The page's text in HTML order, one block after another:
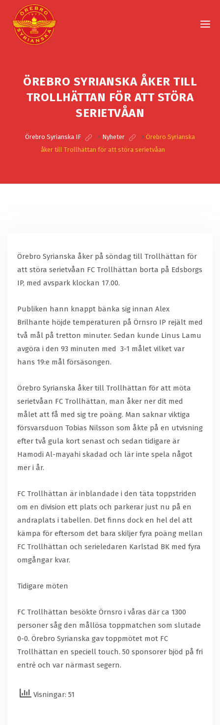
ÖREBRO SYRIANSKA ÅKER TILL
TROLLHÄTTAN FÖR ATT STÖRA
SERIETVÅAN
Örebro Syrianska IF > Nyheter > Örebro Syrianska
åker till Trollhättan för att störa serietvåan
Örebro Syrianska åker på söndag till Trollhättan för
att störa serietvåan FC Trollhättan borta på Edsborgs
IP, med avspark klockan 17.00.
Publiken hann knappt bänka sig innan Alex
Brilhante höjde temperaturen på Örnsro IP rejält med
två mål på tretton minuter. Sedan kunde Linus Lamu
avgöra i den 93 minuten med 3-1 målet vilket var
hans 19:e mål försäsongen.
Örebro Syrianska åker till Trollhättan för att möta
serietvåan FC Trollhättan, man åker ner dit med
målet att få med sig tre poäng. Man saknar viktiga
försvarsduon Tobias Nilsson som åkte på en utvisning
efter två gula kort senast och sedan tidigare är
Hamodi Al-mayahi skadad och lär inte spela något
mer i år.
FC Trollhättan är inblandade i den täta toppstriden
om en division ett plats och parkerar just nu på en
andraplats i tabellen. Det finns dock en hel del att
kämpa för eftersom det bara skiljer fyra poäng mellan
FC Trollhättan och serieledaren Karlstad BK med fyra
omgångar kvar.
Tidigare möten
FC Trollhättan besökte Örnsro i våras där ca 1300
personer såg den mållösa toppmatchen som slutade
0-0. Örebro Syrianska gav toppmötet mot FC
Trollhättan en speciell touch. 50 sponsorer bjöd på fri
entrè och var närmast segern.
Visningar: 51